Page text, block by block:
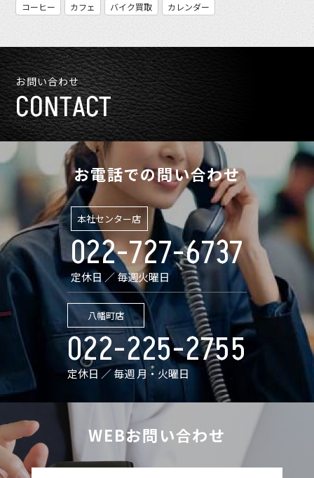
コーヒー
カフェ バイク買取 カレンダー
お問い合わせ
CONTACT
お電話での問い合わせ
本社センター店
022-727-6737
定休日 ／ 毎週火曜日
八幡町店
022-225-2755
定休日 ／ 毎週 月・火曜日
WEBお問い合わせ